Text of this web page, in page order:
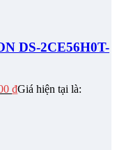
DS-2CE56H0T-
₫Giá hiện tại là: